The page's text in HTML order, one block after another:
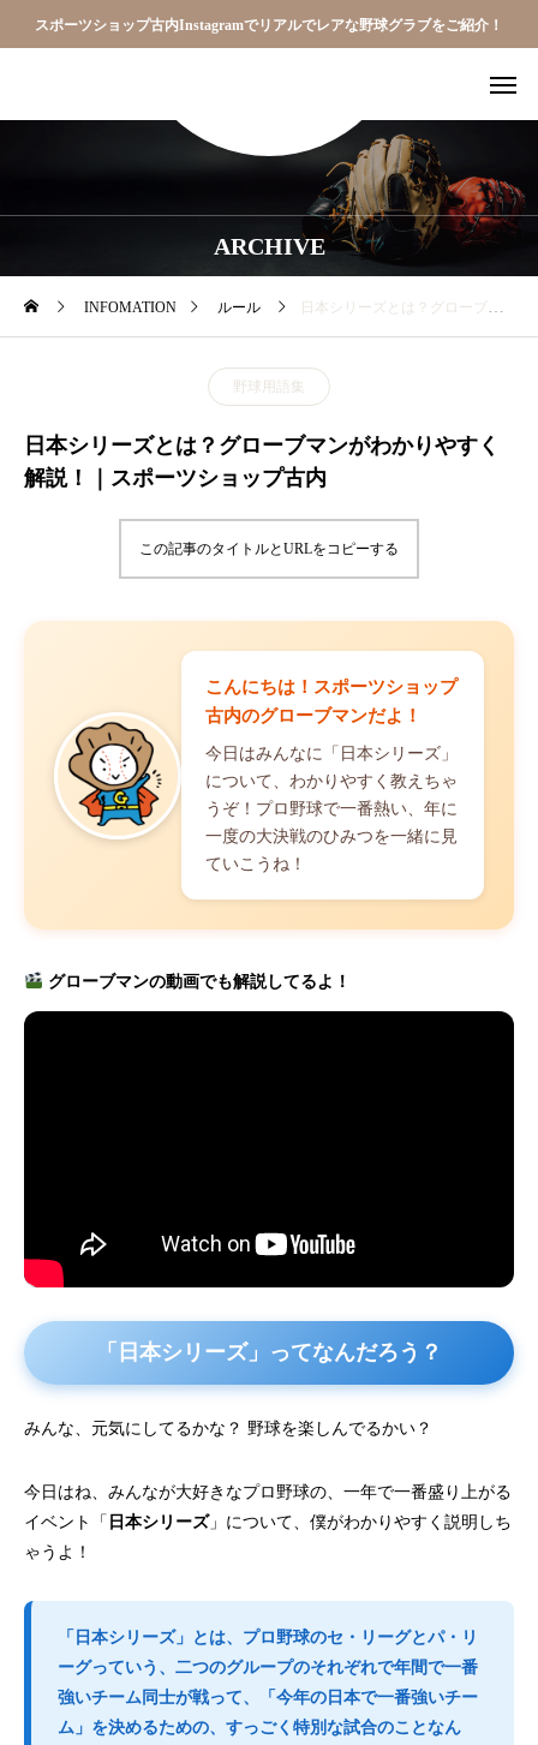
スポーツショップ古内Instagramでリアルでレアな野球グラブをご紹介！
ARCHIVE
INFOMATION ルール 日本シリーズとは？グローブマンがわかりやすく解説！｜スポーツショップ古内
野球用語集
日本シリーズとは？グローブマンがわかりやすく
解説！｜スポーツショップ古内
この記事のタイトルとURLをコピーする
こんにちは！スポーツショップ
古内のグローブマンだよ！
今日はみんなに「日本シリーズ」
について、わかりやすく教えちゃ
うぞ！プロ野球で一番熱い、年に
一度の大決戦のひみつを一緒に見
ていこうね！
グローブマンの動画でも解説してるよ！
「日本シリーズ」ってなんだろう？
みんな、元気にしてるかな？ 野球を楽しんでるかい？
今日はね、みんなが大好きなプロ野球の、一年で一番盛り上がる
イベント「 日本シリーズ」について、僕がわかりやすく説明しち
ゃうよ！
「日本シリーズ」とは、プロ野球のセ・リーグとパ・リ
ーグっていう、二つのグループのそれぞれで年間で一番
強いチーム同士が戦って、「今年の日本で一番強いチー
ム」を決めるための、すっごく特別な試合のことなん